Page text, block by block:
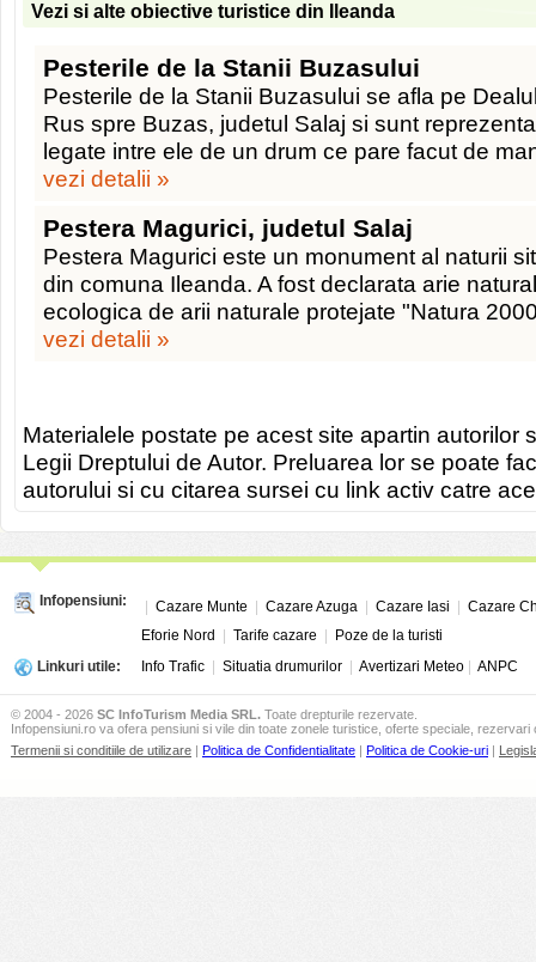
Vezi si alte obiective turistice din Ileanda
Pesterile de la Stanii Buzasului
Pesterile de la Stanii Buzasului se afla pe
Rus spre Buzas, judetul Salaj si sunt
legate intre ele de un drum ce pare facut de
vezi detalii »
Pestera Magurici, judetul Salaj
Pestera Magurici este un monument al naturii
din comuna Ileanda. A fost declarata arie
ecologica de arii naturale protejate "Natura
vezi detalii »
Materialele postate pe acest site apartin autorilor
Legii Dreptului de Autor. Preluarea lor se poate
autorului si cu citarea sursei cu link activ catre
Infopensiuni: Cazare Munte Cazare Azuga Cazare Iasi
Cazare
Eforie Nord
Tarife cazare
Poze de la turisti
Linkuri utile:
Info Trafic Situatia drumurilor Avertizari Meteo ANPC
© 2004 - 2026 SC InfoTurism Media SRL. Toate drepturile rezervate.
Infopensiuni.ro va ofera pensiuni si vile din toate zonele turistice, oferte speciale, rezervari
Termenii si conditiile de utilizare | Politica de Confidentialitate | Politica de Cookie-uri |